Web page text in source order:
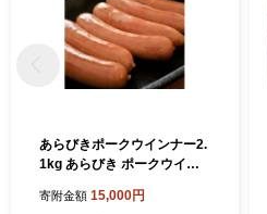
あらびきポークウインナー2.
1kg あらびき ポークウイン
弁当 使いやすいサイズ ソー
寄附金額 15,000円